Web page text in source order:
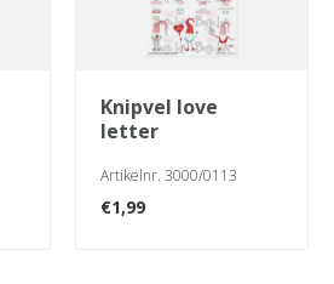
knipvel love
letter
Artikelnr. 3000/0113
€1,99